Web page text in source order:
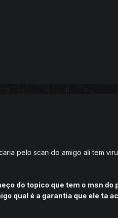
pelo scan do amigo ali tem
do topico que tem o msn
qual é a garantia que ele ta